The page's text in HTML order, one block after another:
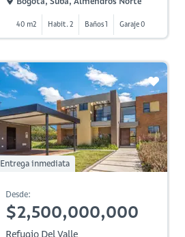
40 m2 Habit. 2 Baños 1 Garaje 0
Entrega inmediata
Desde:
$2,500,000,000
Refugio Del Valle